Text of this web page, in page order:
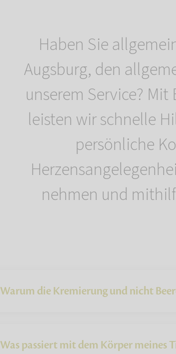
Haben Sie
Augsburg, den
unserem Service?
leisten wir schnelle
persönliche
nehmen und
Warum die Kremierung und nicht
Was passiert mit dem Körper meines